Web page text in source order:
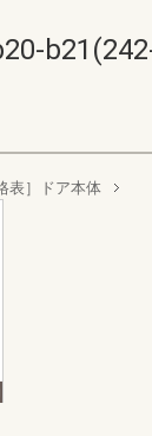
表］ドア本体